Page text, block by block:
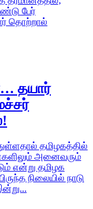
பேர்
தொற்றால்
தயார்
தமிழகத்தில்
அனைவரும்
என்று தமிழக
நிலையில் நாடு